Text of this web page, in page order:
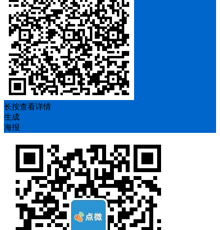
长按查看详情
生成
海报